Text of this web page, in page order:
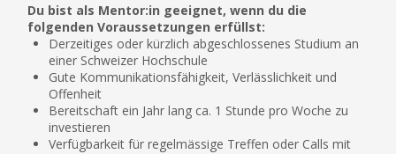
Du bist als Mentor:in geeignet, wenn du die
folgenden Voraussetzungen erfüllst:
Derzeitiges oder kürzlich abgeschlossenes Studium an
einer Schweizer Hochschule
Gute Kommunikationsfähigkeit, Verlässlichkeit und
Offenheit
Bereitschaft ein Jahr lang ca. 1 Stunde pro Woche zu
investieren
Verfügbarkeit für regelmässige Treffen oder Calls mit